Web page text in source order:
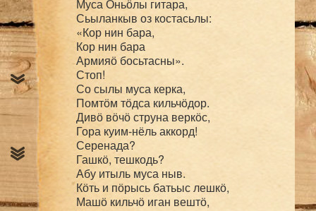
Муса Ӧньӧлы гитара,
Сьыланкыв оз костасьлы:
«Кор нин бара,
Кор нин бара
Армияӧ босьтасны».
Стоп!
Со сылы муса керка,
Помтӧм тӧдса кильчӧдор.
Дивӧ вӧчӧ струна веркӧс,
Гора куим-нёль аккорд!
Серенада?
Гашкӧ, тешкодь?
Абу итыль муса ныв.
Кӧть и пӧрысь батьыс лешкӧ,
Машӧ кильчӧ иган вештӧ,